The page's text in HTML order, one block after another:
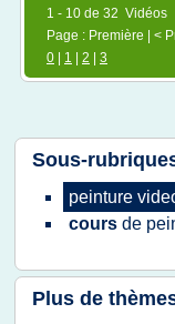
1 - 10 de 32 Vidéos
Page : Première | <
0
1 2 3
Sous-
peinture
cours de
Plus de